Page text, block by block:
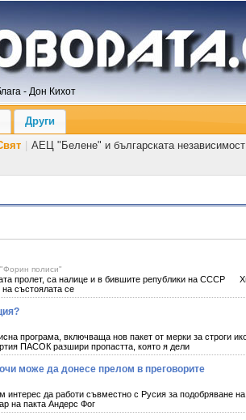
- Дон Кихот
Други
АЕЦ "Белене" и българската независимост
полиси"
пролет, са налице и в бившите републики на СССР
състоялата се
програма, включваща нов пакет от мерки за строги
ПАСОК разшири пропастта, която я дели
може да донесе прелом в преговорите
да работи съвместно с Русия за подобряване на
на пакта Андерс Фог